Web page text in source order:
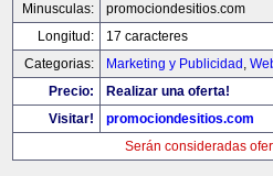
Minusculas:
promociondesitios.com
Longitud:
17 caracteres
Categorias:
Marketing y Publicidad ,
Precio:
Realizar una oferta!
Visitar!
promociondesitios.com
Serán consideradas